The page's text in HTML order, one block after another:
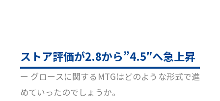
ストア評価が2.8から”4.5″へ急上昇
ー グロースに関するMTGはどのような形式で進
めていったのでしょうか。